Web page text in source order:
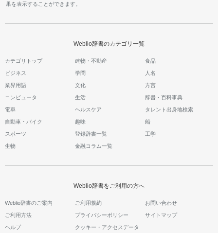
果を表示することができます。
Weblio辞書のカテゴリ一覧
カテゴリトップ 建物・不動産 食品
ビジネス 学問 人名
業界用語 文化 方言
コンピュータ 生活 辞書・百科事典
電車 ヘルスケア タレント出身地検索
自動車・バイク 趣味 船
スポーツ 登録辞書一覧 工学
生物 金融コラム一覧
Weblio辞書をご利用の方へ
Weblio辞書のご案内 ご利用規約 お問い合わせ
ご利用方法 プライバシーポリシー サイトマップ
ヘルプ
クッキー・アクセスデータ